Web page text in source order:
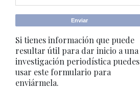
Si tienes información que puede
resultar útil para dar inicio a una
investigación periodística puedes
usar este formulario para
enviármela.